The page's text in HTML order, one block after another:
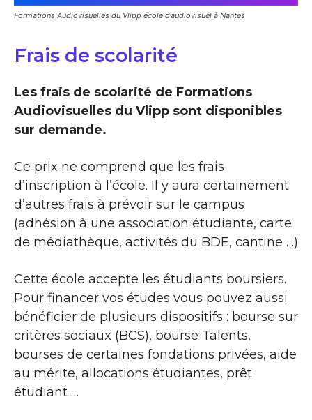
Formations Audiovisuelles du Vlipp école d’audiovisuel à Nantes
Frais de scolarité
Les frais de scolarité de Formations
Audiovisuelles du Vlipp sont disponibles
sur demande.
Ce prix ne comprend que les frais
d’inscription à l’école. Il y aura certainement
d’autres frais à prévoir sur le campus
(adhésion à une association étudiante, carte
de médiathèque, activités du BDE, cantine …)
Cette école accepte les étudiants boursiers.
Pour financer vos études vous pouvez aussi
bénéficier de plusieurs dispositifs : bourse sur
critères sociaux (BCS), bourse Talents,
bourses de certaines fondations privées, aide
au mérite, allocations étudiantes, prêt
étudiant …